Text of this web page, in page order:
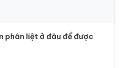
phân liệt ở đâu để được